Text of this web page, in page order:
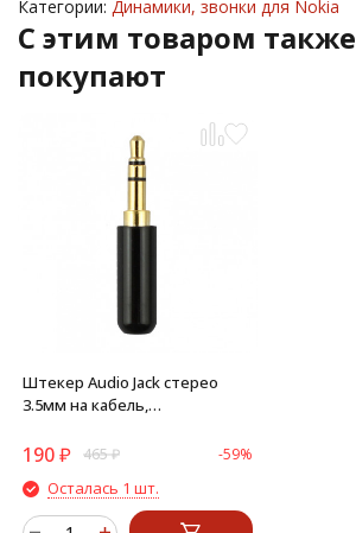
Категории: Динамики, звонки для Nokia
C этим товаром также
покупают
Штекер Audio Jack стерео
3.5мм на кабель,
(черный)
190₽ 465₽ -59%
Осталась 1 шт.